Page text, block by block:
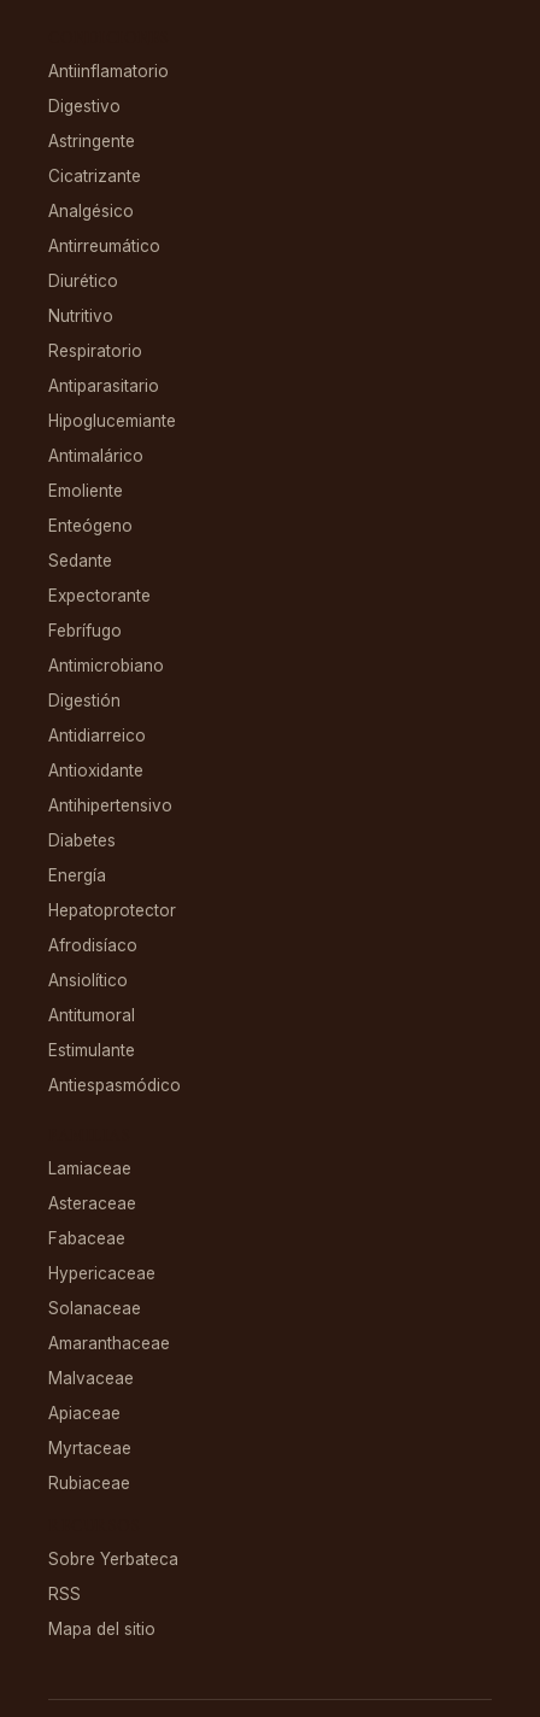
Antiinflamatorio
Digestivo
Astringente
Cicatrizante
Analgésico
Antirreumático
Diurético
Nutritivo
Respiratorio
Antiparasitario
Hipoglucemiante
Antimalárico
Emoliente
Enteógeno
Sedante
Expectorante
Febrífugo
Antimicrobiano
Digestión
Antidiarreico
Antioxidante
Antihipertensivo
Diabetes
Energía
Hepatoprotector
Afrodisíaco
Ansiolítico
Antitumoral
Estimulante
Antiespasmódico
Lamiaceae
Asteraceae
Fabaceae
Hypericaceae
Solanaceae
Amaranthaceae
Malvaceae
Apiaceae
Myrtaceae
Rubiaceae
Sobre Yerbateca
RSS
Mapa del sitio